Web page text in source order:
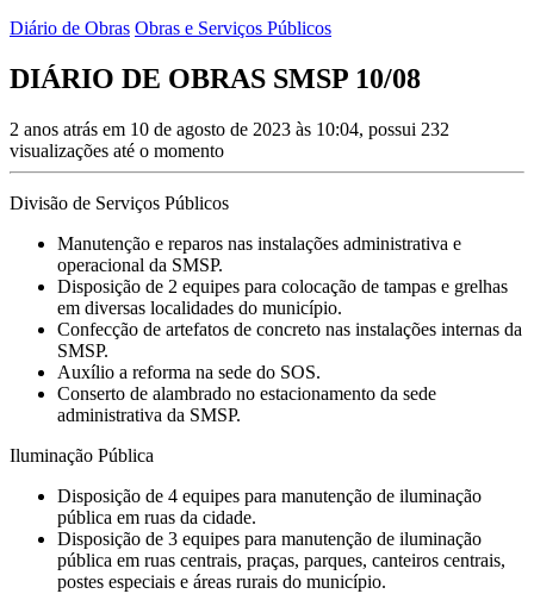
Diário de Obras Obras e Serviços Públicos
DIÁRIO DE OBRAS SMSP 10/08
2 anos atrás em 10 de agosto de 2023 às 10:04, possui 232
visualizações até o momento
Divisão de Serviços Públicos
Manutenção e reparos nas instalações administrativa e
operacional da SMSP.
Disposição de 2 equipes para colocação de tampas e grelhas
em diversas localidades do município.
Confecção de artefatos de concreto nas instalações internas da
SMSP.
Auxílio a reforma na sede do SOS.
Conserto de alambrado no estacionamento da sede
administrativa da SMSP.
Iluminação Pública
Disposição de 4 equipes para manutenção de iluminação
pública em ruas da cidade.
Disposição de 3 equipes para manutenção de iluminação
pública em ruas centrais, praças, parques, canteiros centrais,
postes especiais e áreas rurais do município.